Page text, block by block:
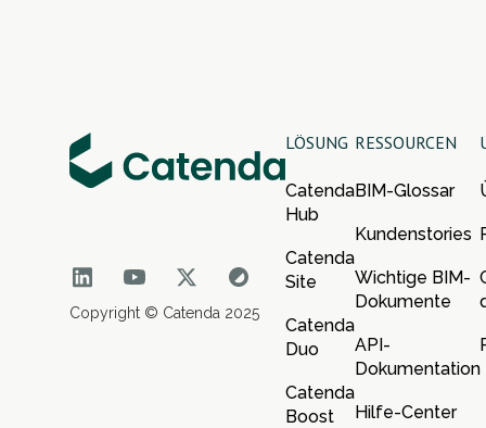
Copyright © Catenda 2025
LÖSUNG
Catenda
Hub
Catenda
Site
Catenda
Duo
Catenda
Boost
RESSOURCEN
BIM-Glossar
Kundenstories
Wichtige BIM-
Dokumente
API-
Dokumentation
Hilfe-Center